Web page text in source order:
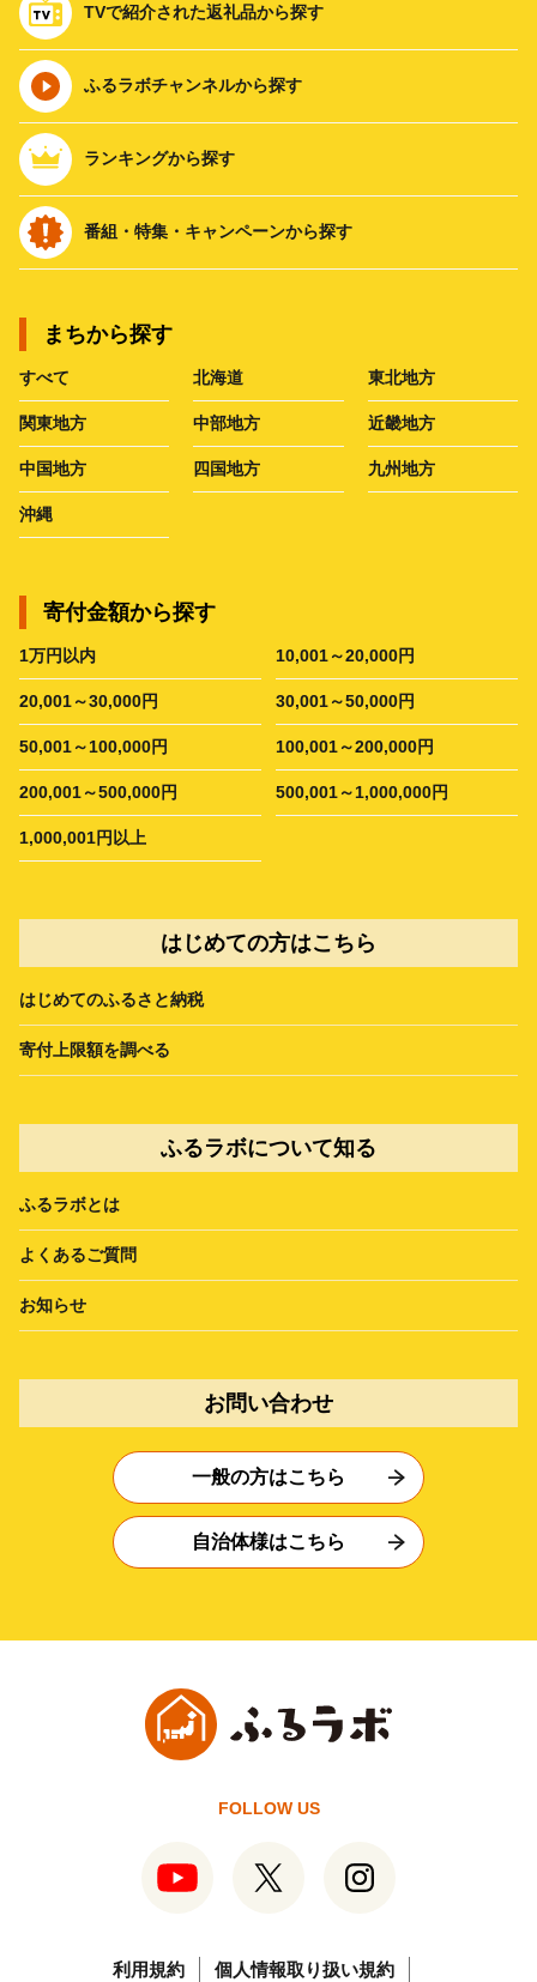
TVで紹介された返礼品から探す
ふるラボチャンネルから探す
ランキングから探す
番組・特集・キャンペーンから探す
まちから探す
すべて 北海道 東北地方
関東地方 中部地方 近畿地方
中国地方 四国地方 九州地方
沖縄
寄付金額から探す
1万円以内 10,001～20,000円
20,001～30,000円 30,001～50,000円
50,001～100,000円 100,001～200,000円
200,001～500,000円 500,001～1,000,000円
1,000,001円以上
はじめての方はこちら
はじめてのふるさと納税
寄付上限額を調べる
ふるラボについて知る
ふるラボとは
よくあるご質問
お知らせ
お問い合わせ
一般の方はこちら
自治体様はこちら
FOLLOW US
利用規約 個人情報取り扱い規約